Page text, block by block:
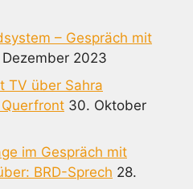
– Gespräch mit
Dezember 2023
TV über Sahra
30. Oktober
im Gespräch mit
BRD-Sprech 28.